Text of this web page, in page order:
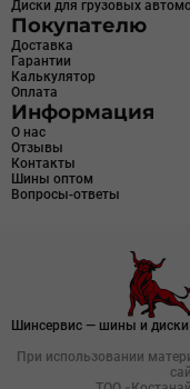
Диски для грузовых
Покупателю
Доставка
Гарантии
Калькулятор
Оплата
Информация
О нас
Отзывы
Контакты
Шины оптом
Вопросы-ответы
Шинсервис — шины и диски
При использовании